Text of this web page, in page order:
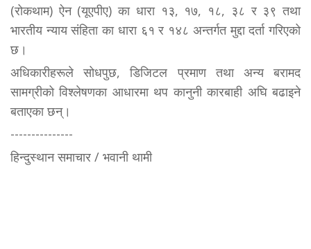
(रोकथाम) ऐन (यूएपीए) का धारा १३, १७, १८, ३८ र ३९ तथा
भारतीय न्याय संहिता का धारा ६१ र १४८ अन्तर्गत मुद्दा दर्ता गरिएको
छ।
अधिकारीहरूले सोधपुछ, डिजिटल प्रमाण तथा अन्य बरामद
सामग्रीको विश्लेषणका आधारमा थप कानुनी कारबाही अघि बढाइने
बताएका छन्।
---------------
हिन्दुस्थान समाचार / भवानी थामी